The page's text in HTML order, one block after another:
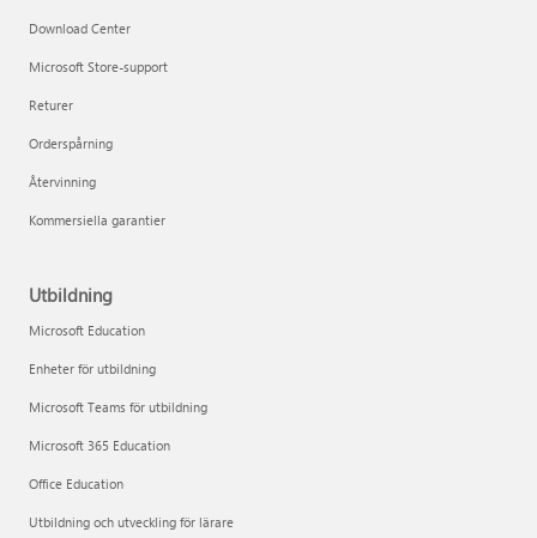
Download Center
Microsoft Store-support
Returer
Orderspårning
Återvinning
Kommersiella garantier
Utbildning
Microsoft Education
Enheter för utbildning
Microsoft Teams för utbildning
Microsoft 365 Education
Office Education
Utbildning och utveckling för lärare